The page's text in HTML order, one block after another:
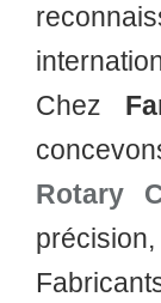
Chez
Rotary